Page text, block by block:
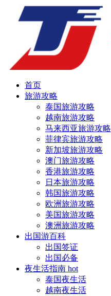
首页
旅游攻略
泰国旅游攻略
越南旅游攻略
马来西亚旅游攻略
菲律宾旅游攻略
新加坡旅游攻略
澳门旅游攻略
香港旅游攻略
日本旅游攻略
韩国旅游攻略
欧洲旅游攻略
美国旅游攻略
澳洲旅游攻略
出国游百科
出国签证
出国必备
夜生活指南 hot
泰国夜生活
越南夜生活